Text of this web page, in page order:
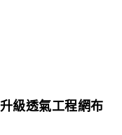
級透氣工程網布